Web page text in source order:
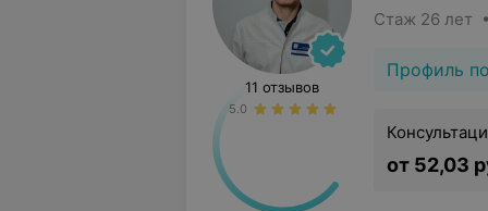
Стаж 26 лет
Профиль
11 отзывов
5.0
от 52,03